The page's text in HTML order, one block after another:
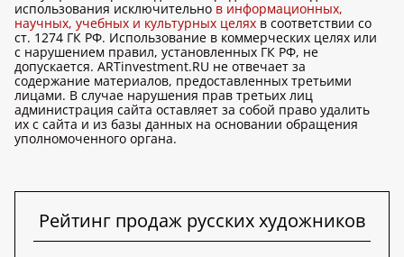
использования исключительно в информационных,
научных, учебных и культурных целях в соответствии со
ст. 1274 ГК РФ. Использование в коммерческих целях или
с нарушением правил, установленных ГК РФ, не
допускается. ARTinvestment.RU не отвечает за
содержание материалов, предоставленных третьими
лицами. В случае нарушения прав третьих лиц
администрация сайта оставляет за собой право удалить
их с сайта и из базы данных на основании обращения
уполномоченного органа.
Рейтинг продаж русских художников